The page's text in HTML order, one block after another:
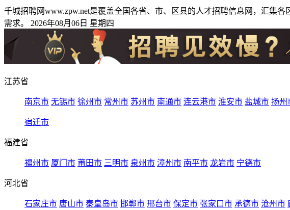
千城招聘网www.zpw.net是覆盖全国各省、市、区县的人才招聘信息网，汇集
需求。 2026年08月06日 星期四
江苏省
南京市 无锡市 徐州市 常州市 苏州市 南通市 连云港市 淮安市 盐城市 扬州
宿迁市
福建省
福州市 厦门市 莆田市 三明市 泉州市 漳州市 南平市 龙岩市 宁德市
河北省
石家庄市 唐山市 秦皇岛市 邯郸市 邢台市 保定市 张家口市 承德市 沧州市